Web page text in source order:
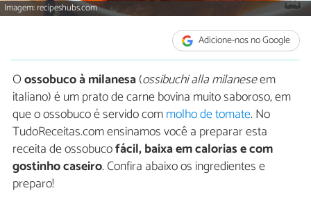
Imagem: recipeshubs.com
Adicione-nos no Google
Oossobuco à milanesa(ossibuchi alla milaneseem
italiano) é um prato de carne bovina muito saboroso, em
que o ossobuco é servido commolho de tomate. No
TudoReceitas.com ensinamos você a preparar esta
receita de ossobucofácil, baixa em calorias e com
gostinho caseiro. Confira abaixo os ingredientes e
preparo!